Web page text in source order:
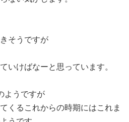
そうですが
いけばなーと思っています。
ようですが
くるこれからの時期にはこれま